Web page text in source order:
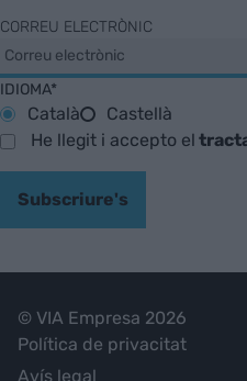
CORREU ELECTRÒNIC
IDIOMA*
Català
Castellà
He llegit i accepto el
Subscriure's
© VIA Empresa 2026
Política de privacitat
Avís legal